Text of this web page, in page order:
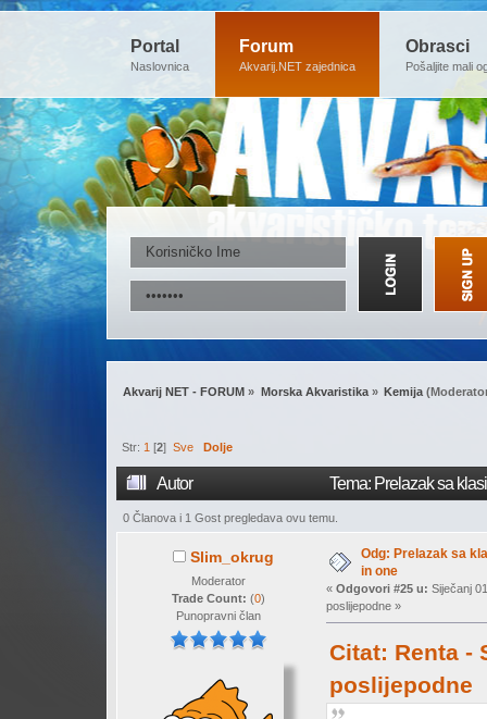
Portal
Naslovnica
Forum
Akvarij.NET zajednica
Obrasci
Pošaljite mali
Akvarij NET - FORUM » Morska Akvaristika» Kemija
Str:1 [2]Sve Dolje
Autor Tema: Prelazak sa
0 Članova i 1 Gost pregledava ovu temu.
Slim_okrug
Moderator
Trade Count: (0)
Punopravni član
Odg: Prelazak sa
in one
« Odgovori #25 u: Siječanj
poslijepodne »
Citat: Renta -
poslijepodne